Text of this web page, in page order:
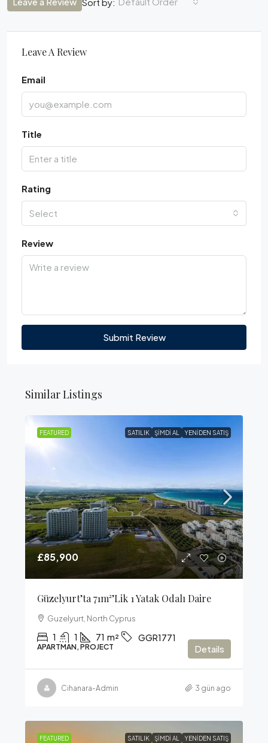
Leave A Review
Email
Title
Rating
Select
Review
Submit Review
Similar Listings
FEATURED SATILIK ŞIMDI AL YENIDEN SATIŞ
£85,900
Güzelyurt’ta 71m²’lik 1 Yatak Odalı Daire
Guzelyurt, North Cyprus
1 1 71 m² GGR1771
APARTMAN, PROJECT Details
Cihanara-Admin 3 gün ago
FEATURED SATILIK ŞIMDI AL YENIDEN SATIŞ